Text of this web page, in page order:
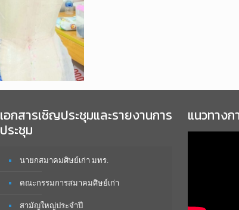
เอกสารเชิญประชุมและรายงานการ
ประชุม
นายกสมาคมศิษย์เก่า มทร.
คณะกรรมการสมาคมศิษย์เก่า
สามัญใหญ่ประจำปี
แนวทาง